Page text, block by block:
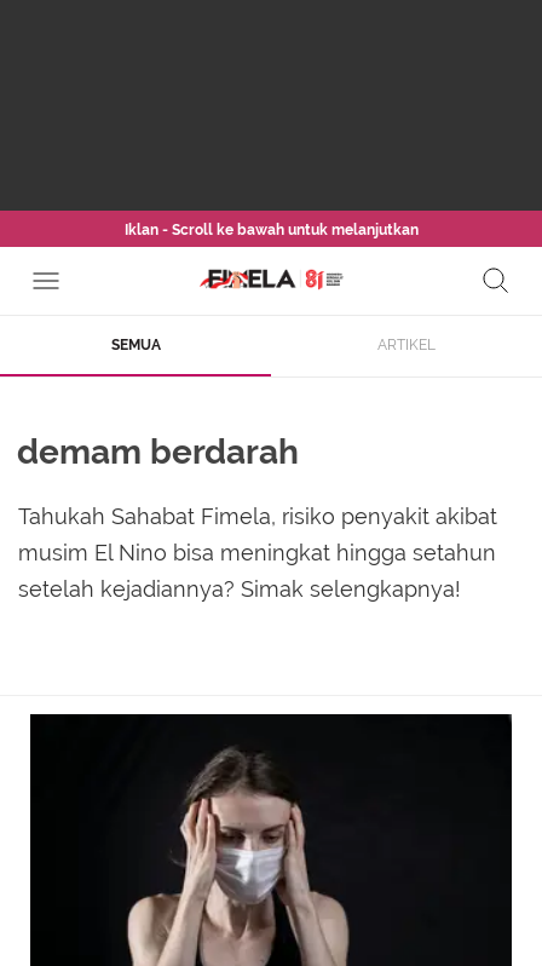
Iklan - Scroll ke bawah untuk melanjutkan
SEMUA ARTIKEL
demam berdarah
Tahukah Sahabat Fimela, risiko penyakit akibat
musim El Nino bisa meningkat hingga setahun
setelah kejadiannya? Simak selengkapnya!